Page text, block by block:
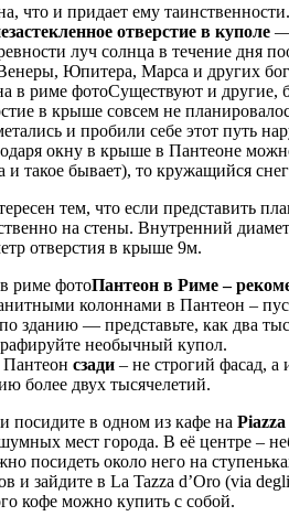
что и придает ему
отверстие в куполе —
луч солнца в течение дня
Юпитера, Марса и других
Существуют и другие,
в крыше совсем не
и пробили себе этот путь
окну в крыше в Пантеоне
и такое бывает), то кружащийся
тем, что если представить
на стены. Внутренний
отверстия в крыше 9м.
Пантеон в Риме –
колоннами в Пантеон –
зданию — представьте, как два
необычный купол.
Пантеон сзади – не строгий фасад,
более двух тысячелетий.
посидите в одном из кафе на
мест города. В её центре –
посидеть около него на
и зайдите в La Tazza d’Oro (via
кофе можно купить с собой.